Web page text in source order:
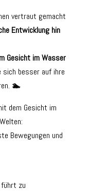
vertraut gemacht
Entwicklung hin
Gesicht im Wasser
sich besser auf ihre
🏊
dem Gesicht im
Bewegungen und
zu